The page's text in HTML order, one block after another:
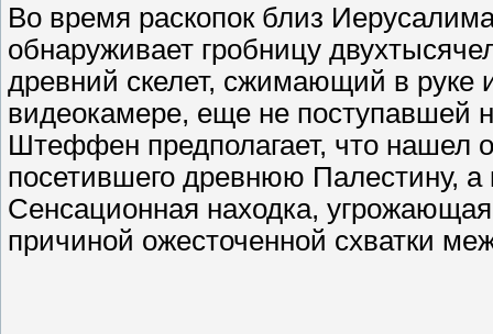
Во время раскопок близ
обнаруживает гробницу
древний скелет, сжимающий в руке
видеокамере, еще не поступавшей
Штеффен предполагает, что нашел
посетившего древнюю Палестину, а
Сенсационная находка,
причиной ожесточенной схватки